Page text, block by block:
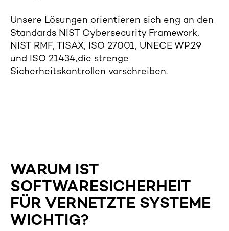
Unsere Lösungen orientieren sich eng an den
Standards NIST Cybersecurity Framework,
NIST RMF, TISAX, ISO 27001, UNECE WP.29
und ISO 21434,die strenge
Sicherheitskontrollen vorschreiben.
WARUM IST
SOFTWARESICHERHEIT
FÜR VERNETZTE SYSTEME
WICHTIG?